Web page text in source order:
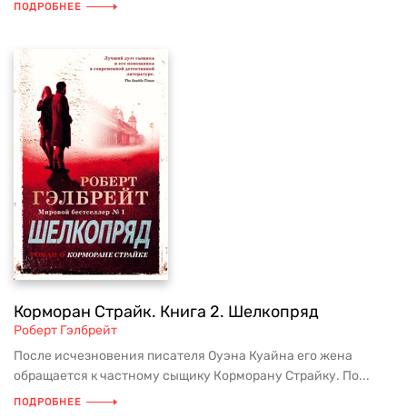
ПОДРОБНЕЕ
Корморан Страйк. Книга 2. Шелкопряд
Роберт Гэлбрейт
После исчезновения писателя Оуэна Куайна его жена
обращается к частному сыщику Корморану Страйку. По...
ПОДРОБНЕЕ